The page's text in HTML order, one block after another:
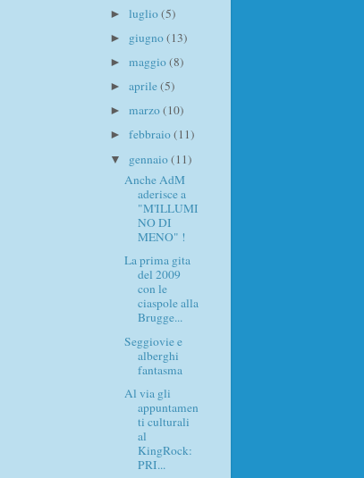
► luglio(5)
► giugno(13)
► maggio(8)
► aprile(5)
► marzo(10)
► febbraio(11)
▼ gennaio(11)
Anche AdM
aderisce a
"M'ILLUMI
NO DI
MENO" !
La prima gita
del 2009
con le
ciaspole alla
Brugge...
Seggiovie e
alberghi
fantasma
Al via gli
appuntamen
ti culturali
al
KingRock:
PRI...